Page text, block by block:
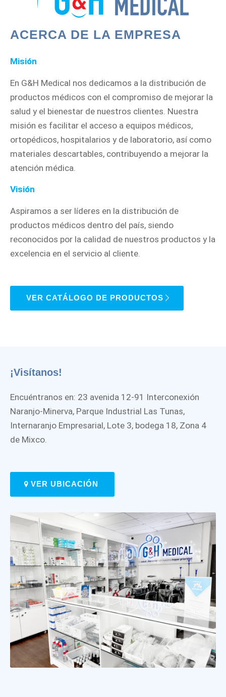
ACERCA DE LA EMPRESA
Misión
En G&H Medical nos dedicamos a la distribución de
productos médicos con el compromiso de mejorar la
salud y el bienestar de nuestros clientes. Nuestra
misión es facilitar el acceso a equipos médicos,
ortopédicos, hospitalarios y de laboratorio, así como
materiales descartables, contribuyendo a mejorar la
atención médica.
Visión
Aspiramos a ser líderes en la distribución de
productos médicos dentro del país, siendo
reconocidos por la calidad de nuestros productos y la
excelencia en el servicio al cliente.
VER CATÁLOGO DE PRODUCTOS
¡Visítanos!
Encuéntranos en: 23 avenida 12-91 Interconexión
Naranjo-Minerva, Parque Industrial Las Tunas,
Internaranjo Empresarial, Lote 3, bodega 18, Zona 4
de Mixco.
VER UBICACIÓN